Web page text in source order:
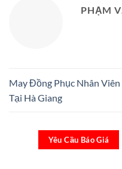
PHẠM
May Đồng Phục Nhân Viên
Tại Hà Giang
Yêu Cầu Báo Giá